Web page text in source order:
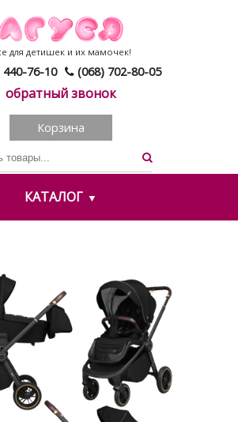
440-76-10 (068) 702-80-05
обратный звонок
для детишек и их мамочек!
Корзина
КАТАЛОГ